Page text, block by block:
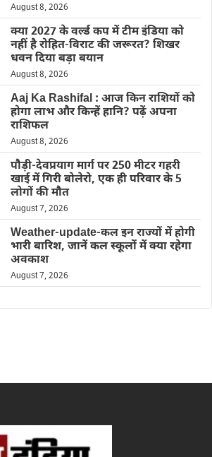
August 8, 2026
क्या 2027 के वर्ल्ड कप में टीम इंडिया को
नहीं है रोहित-विराट की जरूरत? शिखर
धवन दिया बड़ा बयान
August 8, 2026
Aaj Ka Rashifal : आज किन राशियों को
होगा लाभ और किन्हें हानि? पढ़ें अपना
राशिफल
August 8, 2026
पौड़ी-देवप्रयाग मार्ग पर 250 मीटर गहरी
खाई में गिरी बोलेरो, एक ही परिवार के 5
लोगों की मौत
August 7, 2026
Weather-update-कल इन राज्यों में होगी
भारी बारिश, जानें कल स्कूलों में क्या रहेगा
अवकाश
August 7, 2026